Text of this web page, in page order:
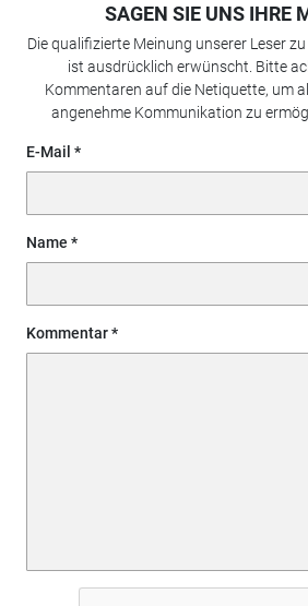
SAGEN SIE UNS IHRE
Die qualifizierte Meinung unserer Leser
ist ausdrücklich erwünscht. Bitte
Kommentaren auf die Netiquette, um
angenehme Kommunikation zu
E-Mail
Name
Kommentar